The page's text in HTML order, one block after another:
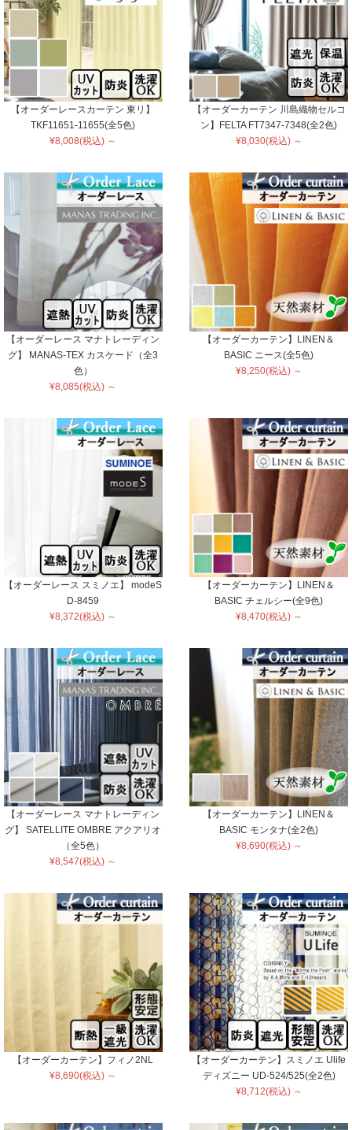
【オーダーレースカーテン 東リ】
TKF11651-11655(全5色)
¥8,008(税込) ～
【オーダーカーテン 川島織物セルコ
ン】FELTA FT7347-7348(全2色)
¥8,030(税込) ～
【オーダーレース マナトレーディン
グ】 MANAS-TEX カスケード（全3
色）
¥8,085(税込) ～
【オーダーカーテン】LINEN＆
BASIC ニース(全5色)
¥8,250(税込) ～
【オーダーレース スミノエ】 modeS
D-8459
¥8,372(税込) ～
【オーダーカーテン】LINEN＆
BASIC チェルシー(全9色)
¥8,470(税込) ～
【オーダーレース マナトレーディン
グ】 SATELLITE OMBRE アクアリオ
（全5色）
¥8,547(税込) ～
【オーダーカーテン】LINEN＆
BASIC モンタナ(全2色)
¥8,690(税込) ～
【オーダーカーテン】フィノ2NL
¥8,690(税込) ～
【オーダーカーテン】スミノエ Ulife
ディズニー UD-524/525(全2色)
¥8,712(税込) ～